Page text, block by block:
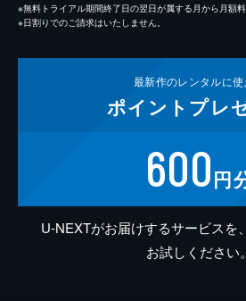
※無料トライアル期間終了日の翌日が属する月から月額料
※日割りでのご請求はいたしません。
最新作のレンタルに使
ポイント プレ
600円
U-NEXTがお届けするサービスを
お試しください。